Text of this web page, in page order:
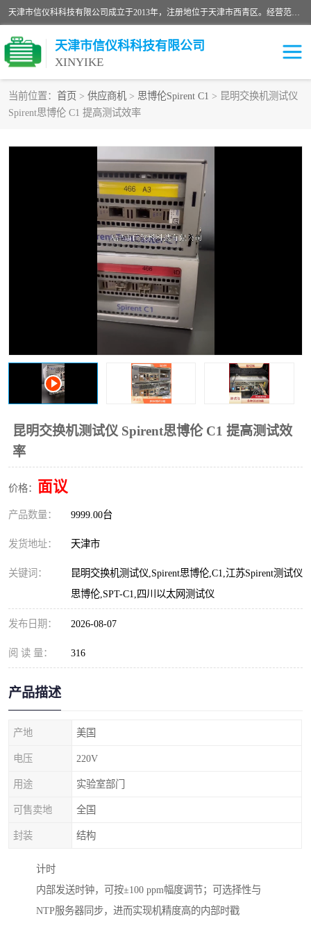
天津市信仪科科技有限公司成立于2013年，注册地位于天津市西青区。经营范围包括计算机软件、电子产品、仪器技术开发、技术转让、技术咨询、技术服务、网络工程、电子监控工程安装等；主要产品有：网络流量测试仪、Ixia XM2、XM12、XGS2、XGS12、400T、1600T、X16网络协议分析仪，Agilent N2X 等等各种型号，欢迎来电咨询。
天津市信仪科科技有限公司
XINYIKE
当前位置： 首页 > 供应商机 > 思博伦Spirent C1 > 昆明交换机测试仪
Spirent思博伦 C1 提高测试效率
昆明交换机测试仪 Spirent思博伦 C1 提高测试效
率
价格： 面议
产品数量： 9999.00台
发货地址： 天津市
关键词：
昆明交换机测试仪,Spirent思博伦,C1,江苏Spirent测试仪
思博伦,SPT-C1,四川以太网测试仪
发布日期： 2026-08-07
阅 读 量： 316
产品描述
产地 美国
电压 220V
用途 实验室部门
可售卖地 全国
封装 结构
计时
内部发送时钟，可按±100 ppm幅度调节；可选择性与
NTP服务器同步，进而实现机精度高的内部时戳
思博伦Spirent C50
思博伦Spirent N11U 思博伦Spirent SPT-2U
思博伦SPT-2000A-HS
思博伦Spirent SPT-3U 思博伦TestCenter
发包仪IXIA XGS2 思博伦Spirent SPT-9000A